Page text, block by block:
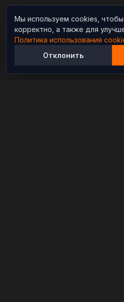
Мы используем cookies, чтобы
корректно, а также для
Политика использования
Отклонить